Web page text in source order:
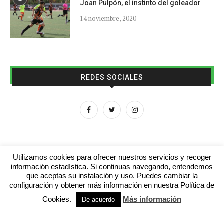
Joan Pulpón, el instinto del goleador
14 noviembre, 2020
REDES SOCIALES
Aviso legal Contacto Colabora con nosotros
© 2016 - futboljuvenil.es
Utilizamos cookies para ofrecer nuestros servicios y recoger
información estadística. Si continuas navegando, entendemos
que aceptas su instalación y uso. Puedes cambiar la
configuración y obtener más información en nuestra Política de
Cookies.
De acuerdo Más información